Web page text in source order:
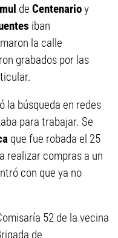
de Centenarioy
iban
la calle
grabados por las
la búsqueda en redes
para trabajar. Se
que fue robada el 25
realizar compras a un
con que ya no
52 de la vecina
de